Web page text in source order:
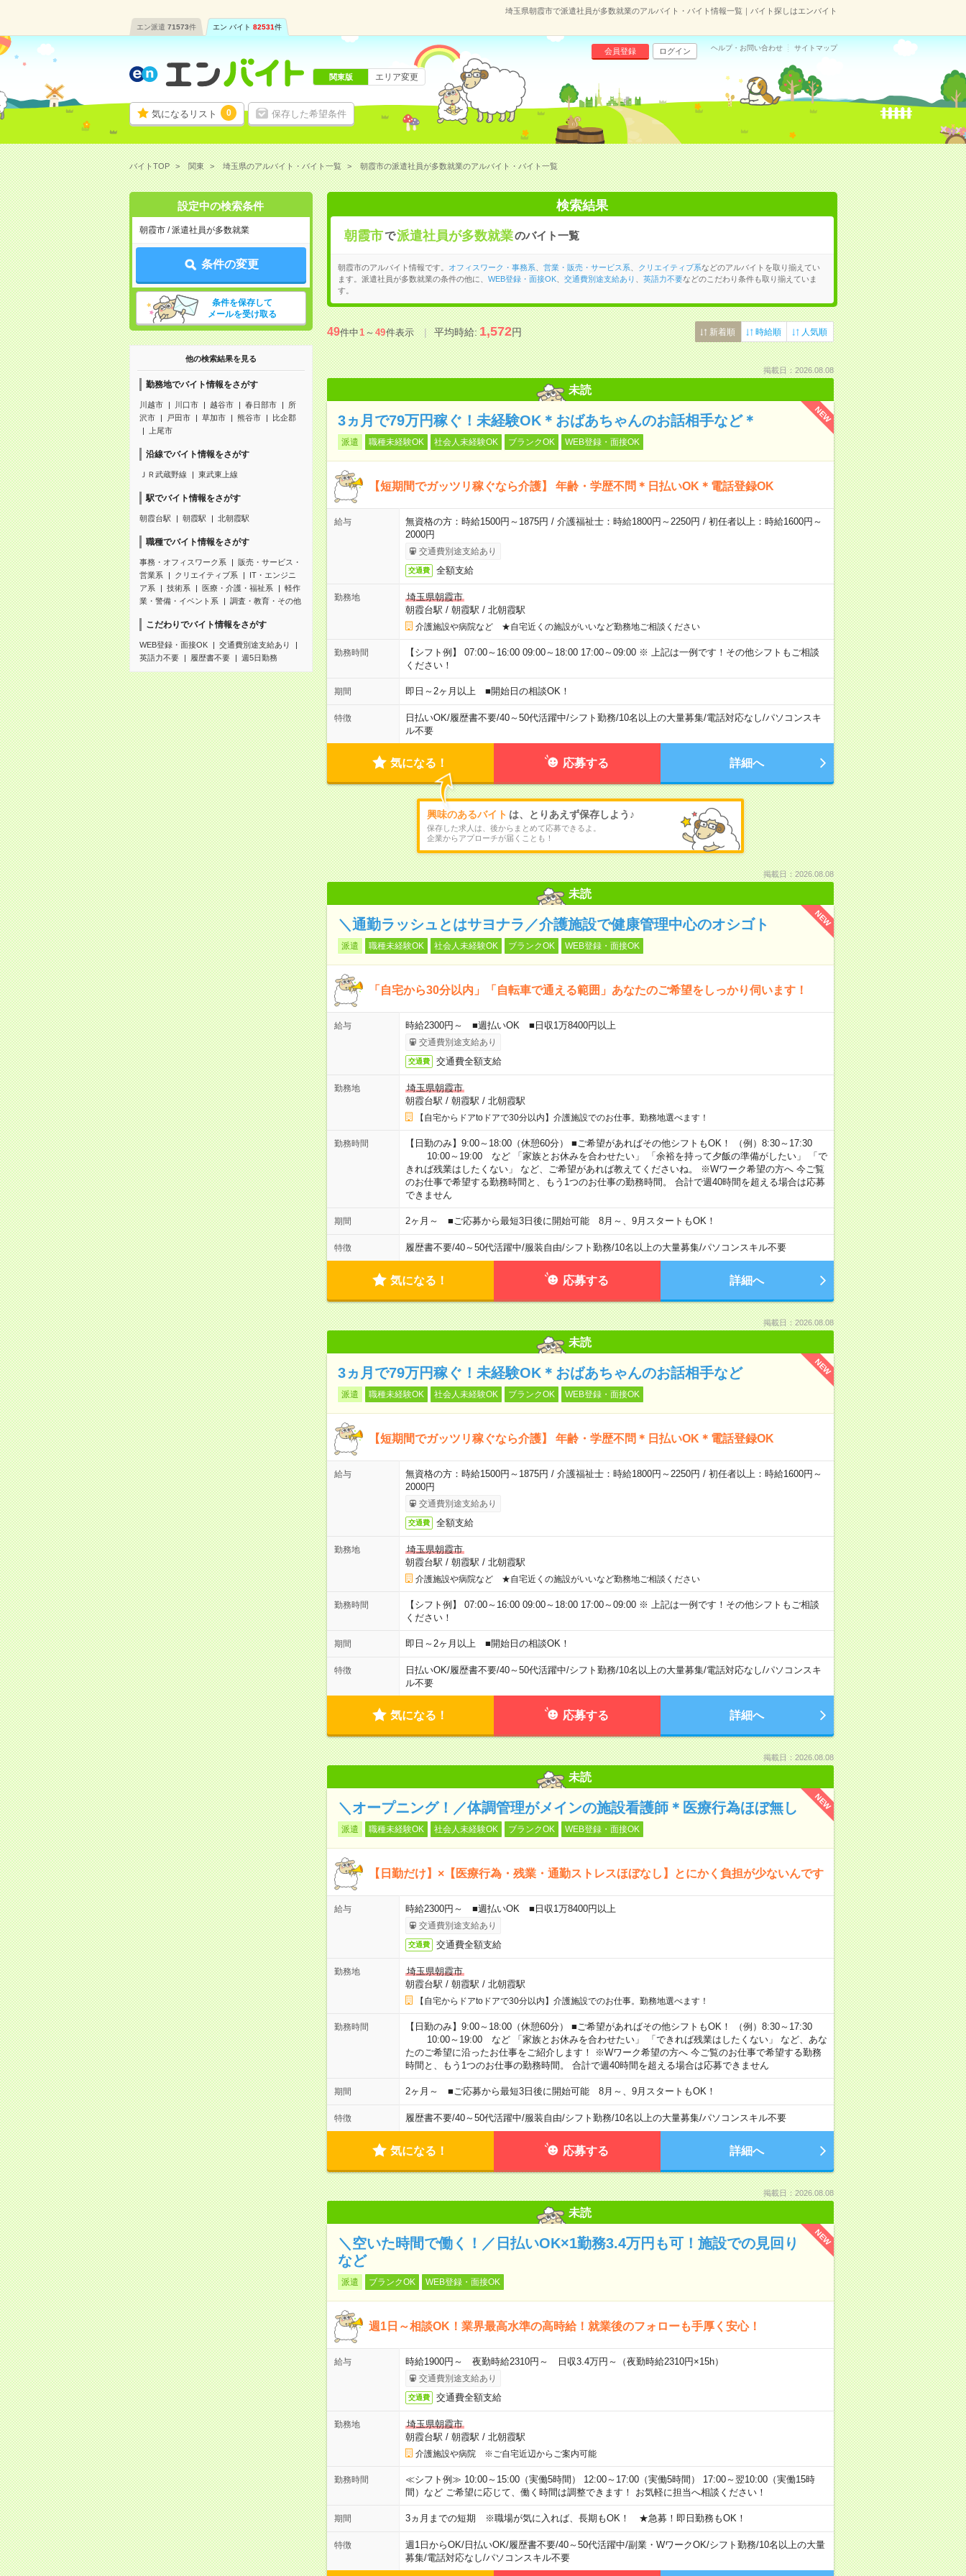
埼玉県朝霞市で派遣社員が多数就業のアルバイト・バイト情報一覧｜バイト探しはエンバイト
エン派遣 71573件 エン バイト 82531件
気になるリスト 0 保存した希望条件
会員登録 ログイン ヘルプ・お問い合わせ サイトマップ
関東版 エリア変更
バイトTOP 関東 埼玉県のアルバイト・バイト一覧 朝霞市の派遣社員が多数就業のアルバイト・バイト一覧
設定中の検索条件
朝霞市 / 派遣社員が多数就業
条件の変更
条件を保存して
メールを受け取る
他の検索結果を見る
勤務地でバイト情報をさがす
川越市 川口市 越谷市 春日部市
所
沢市
戸田市 草加市 熊谷市
比企郡
上尾市
沿線でバイト情報をさがす
ＪＲ武蔵野線 東武東上線
駅でバイト情報をさがす
朝霞台駅 朝霞駅 北朝霞駅
職種でバイト情報をさがす
事務・オフィスワーク系
販売・サービス・
営業系
クリエイティブ系
IT・エンジニ
ア系
技術系 医療・介護・福祉系
軽作
業・警備・イベント系
調査・教育・その他
こだわりでバイト情報をさがす
WEB登録・面接OK
交通費別途支給あり
英語力不要
履歴書不要 週5日勤務
検索結果
朝霞市で派遣社員が多数就業のバイト一覧
朝霞市のアルバイト情報です。 オフィスワーク・事務系 営業・販売・サービス系 クリエイティブ系などのアルバイトを取り揃えてい
ます。派遣社員が多数就業の条件の他に、 WEB登録・面接OK、 交通費別途支給あり 英語力不要などのこだわり条件も取り揃えていま
す。
49件中1～49件表示 平均時給:1,572円 新着順 時給順 人気順
掲載日：2026.08.08
未読
NEW
3ヵ月で79万円稼ぐ！未経験OK＊おばあちゃんのお話相手など＊
派遣 職種未経験OK 社会人未経験OK ブランクOK WEB登録・面接OK
【短期間でガッツリ稼ぐなら介護】 年齢・学歴不問＊日払いOK＊電話登録OK
給与
無資格の方：時給1500円～1875円 / 介護福祉士：時給1800円～2250円 / 初任者以上：時給1600円～
2000円
交通費別途支給あり
交通費 全額支給
勤務地
埼玉県朝霞市
朝霞台駅 / 朝霞駅 / 北朝霞駅
介護施設や病院など ★自宅近くの施設がいいなど勤務地ご相談ください
勤務時間
【シフト例】 07:00～16:00 09:00～18:00 17:00～09:00 ※ 上記は一例です！その他シフトもご相談
ください！
期間 即日～2ヶ月以上 ■開始日の相談OK！
特徴 日払いOK/履歴書不要/40～50代活躍中/シフト勤務/10名以上の大量募集/電話対応なし/パソコンスキ
ル不要
気になる！ 応募する 詳細へ
興味のあるバイト は、とりあえず保存しよう♪
保存した求人は、後からまとめて応募できるよ。
企業からアプローチが届くことも！
掲載日：2026.08.08
未読
NEW
＼通勤ラッシュとはサヨナラ／介護施設で健康管理中心のオシゴト
派遣 職種未経験OK 社会人未経験OK ブランクOK WEB登録・面接OK
「自宅から30分以内」「自転車で通える範囲」あなたのご希望をしっかり伺います！
給与 時給2300円～ ■週払いOK ■日収1万8400円以上
交通費別途支給あり
交通費 交通費全額支給
勤務地
埼玉県朝霞市
朝霞台駅 / 朝霞駅 / 北朝霞駅
【自宅からドアtoドアで30分以内】介護施設でのお仕事。勤務地選べます！
勤務時間
【日勤のみ】9:00～18:00（休憩60分） ■ご希望があればその他シフトもOK！ （例）8:30～17:30
10:00～19:00 など 「家族とお休みを合わせたい」 「余裕を持って夕飯の準備がしたい」 「で
きれば残業はしたくない」 など、ご希望があれば教えてくださいね。 ※Wワーク希望の方へ 今ご覧
のお仕事で希望する勤務時間と、もう1つのお仕事の勤務時間。 合計で週40時間を超える場合は応募
できません
期間 2ヶ月～ ■ご応募から最短3日後に開始可能 8月～、9月スタートもOK！
特徴 履歴書不要/40～50代活躍中/服装自由/シフト勤務/10名以上の大量募集/パソコンスキル不要
気になる！ 応募する 詳細へ
掲載日：2026.08.08
未読
NEW
3ヵ月で79万円稼ぐ！未経験OK＊おばあちゃんのお話相手など
派遣 職種未経験OK 社会人未経験OK ブランクOK WEB登録・面接OK
【短期間でガッツリ稼ぐなら介護】 年齢・学歴不問＊日払いOK＊電話登録OK
給与
無資格の方：時給1500円～1875円 / 介護福祉士：時給1800円～2250円 / 初任者以上：時給1600円～
2000円
交通費別途支給あり
交通費 全額支給
勤務地
埼玉県朝霞市
朝霞台駅 / 朝霞駅 / 北朝霞駅
介護施設や病院など ★自宅近くの施設がいいなど勤務地ご相談ください
勤務時間
【シフト例】 07:00～16:00 09:00～18:00 17:00～09:00 ※ 上記は一例です！その他シフトもご相談
ください！
期間 即日～2ヶ月以上 ■開始日の相談OK！
特徴 日払いOK/履歴書不要/40～50代活躍中/シフト勤務/10名以上の大量募集/電話対応なし/パソコンスキ
ル不要
気になる！ 応募する 詳細へ
掲載日：2026.08.08
未読
NEW
＼オープニング！／体調管理がメインの施設看護師＊医療行為ほぼ無し
派遣 職種未経験OK 社会人未経験OK ブランクOK WEB登録・面接OK
【日勤だけ】×【医療行為・残業・通勤ストレスほぼなし】とにかく負担が少ないんです
給与 時給2300円～ ■週払いOK ■日収1万8400円以上
交通費別途支給あり
交通費 交通費全額支給
勤務地
埼玉県朝霞市
朝霞台駅 / 朝霞駅 / 北朝霞駅
【自宅からドアtoドアで30分以内】介護施設でのお仕事。勤務地選べます！
勤務時間
【日勤のみ】9:00～18:00（休憩60分） ■ご希望があればその他シフトもOK！ （例）8:30～17:30
10:00～19:00 など 「家族とお休みを合わせたい」 「できれば残業はしたくない」 など、あな
たのご希望に沿ったお仕事をご紹介します！ ※Wワーク希望の方へ 今ご覧のお仕事で希望する勤務
時間と、もう1つのお仕事の勤務時間。 合計で週40時間を超える場合は応募できません
期間 2ヶ月～ ■ご応募から最短3日後に開始可能 8月～、9月スタートもOK！
特徴 履歴書不要/40～50代活躍中/服装自由/シフト勤務/10名以上の大量募集/パソコンスキル不要
気になる！ 応募する 詳細へ
掲載日：2026.08.08
未読
NEW
＼空いた時間で働く！／日払いOK×1勤務3.4万円も可！施設での見回り
など
派遣 ブランクOK WEB登録・面接OK
週1日～相談OK！業界最高水準の高時給！就業後のフォローも手厚く安心！
給与 時給1900円～ 夜勤時給2310円～ 日収3.4万円～（夜勤時給2310円×15h）
交通費別途支給あり
交通費 交通費全額支給
勤務地
埼玉県朝霞市
朝霞台駅 / 朝霞駅 / 北朝霞駅
介護施設や病院 ※ご自宅近辺からご案内可能
勤務時間
≪シフト例≫ 10:00～15:00（実働5時間） 12:00～17:00（実働5時間） 17:00～翌10:00（実働15時
間）など ご希望に応じて、働く時間は調整できます！ お気軽に担当へ相談ください！
期間 3ヵ月までの短期 ※職場が気に入れば、長期もOK！ ★急募！即日勤務もOK！
特徴 週1日からOK/日払いOK/履歴書不要/40～50代活躍中/副業・WワークOK/シフト勤務/10名以上の大量
募集/電話対応なし/パソコンスキル不要